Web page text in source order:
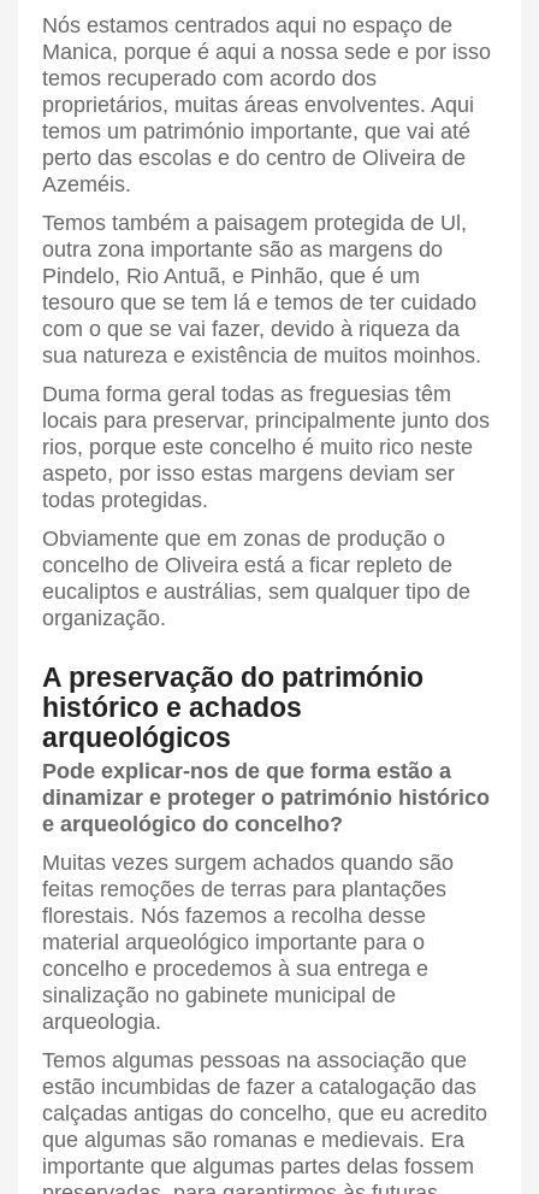
Nós estamos centrados aqui no espaço de
Manica, porque é aqui a nossa sede e por isso
temos recuperado com acordo dos
proprietários, muitas áreas envolventes. Aqui
temos um património importante, que vai até
perto das escolas e do centro de Oliveira de
Azeméis.
Temos também a paisagem protegida de Ul,
outra zona importante são as margens do
Pindelo, Rio Antuã, e Pinhão, que é um
tesouro que se tem lá e temos de ter cuidado
com o que se vai fazer, devido à riqueza da
sua natureza e existência de muitos moinhos.
Duma forma geral todas as freguesias têm
locais para preservar, principalmente junto dos
rios, porque este concelho é muito rico neste
aspeto, por isso estas margens deviam ser
todas protegidas.
Obviamente que em zonas de produção o
concelho de Oliveira está a ficar repleto de
eucaliptos e austrálias, sem qualquer tipo de
organização.
A preservação do património
histórico e achados
arqueológicos
Pode explicar-nos de que forma estão a
dinamizar e proteger o património histórico
e arqueológico do concelho?
Muitas vezes surgem achados quando são
feitas remoções de terras para plantações
florestais. Nós fazemos a recolha desse
material arqueológico importante para o
concelho e procedemos à sua entrega e
sinalização no gabinete municipal de
arqueologia.
Temos algumas pessoas na associação que
estão incumbidas de fazer a catalogação das
calçadas antigas do concelho, que eu acredito
que algumas são romanas e medievais. Era
importante que algumas partes delas fossem